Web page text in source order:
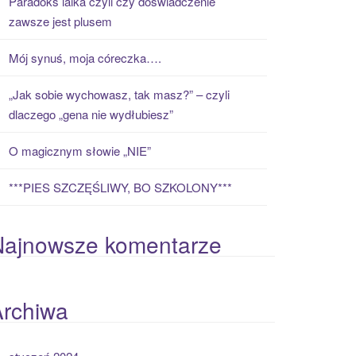
zawsze jest plusem
Mój synuś, moja córeczka….
„Jak sobie wychowasz, tak masz?” – czyli
dlaczego „gena nie wydłubiesz”
O magicznym słowie „NIE”
***PIES SZCZĘŚLIWY, BO SZKOLONY***
komentarze